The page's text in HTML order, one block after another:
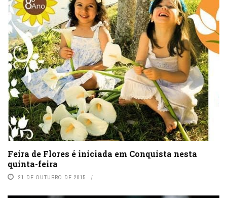
Feira de Flores é iniciada em Conquista nesta
quinta-feira
21 DE OUTUBRO DE 2015